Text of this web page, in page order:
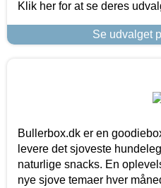
Klik her for at se deres
Se udvalget
Bullerbox.dk er en
levere det sjoveste
naturlige snacks. En
nye sjove temaer hver